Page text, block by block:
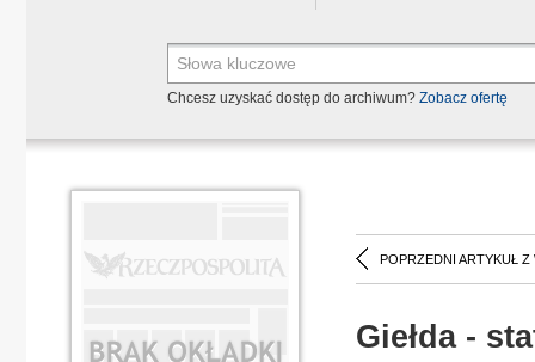
Chcesz uzyskać dostęp do archiwum? Zobacz ofertę
POPRZEDNI ARTYKUŁ Z
Giełda -